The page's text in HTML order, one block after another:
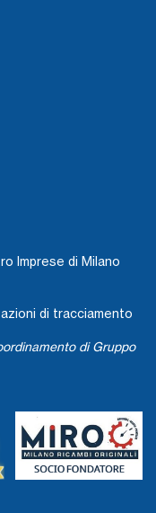
Imprese di Milano
di tracciamento
di Gruppo